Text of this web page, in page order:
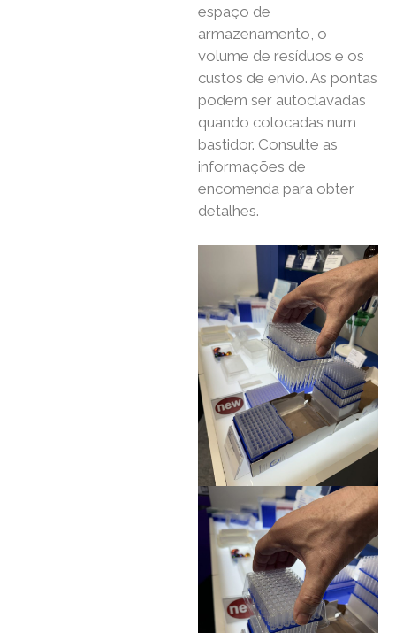
espaço de
armazenamento, o
volume de resíduos e os
custos de envio. As pontas
podem ser autoclavadas
quando colocadas num
bastidor. Consulte as
informações de
encomenda para obter
detalhes.